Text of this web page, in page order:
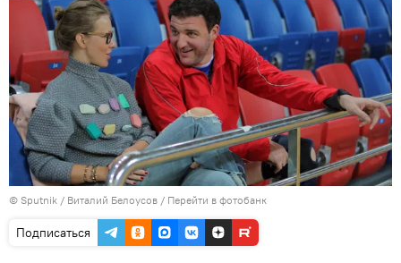
© Sputnik / Виталий Белоусов / Перейти в фотобанк
Подписаться